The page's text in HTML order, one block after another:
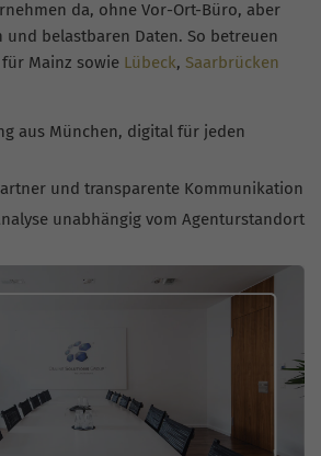
da, ohne Vor-Ort-Büro, aber
und belastbaren Daten. So betreuen
Mainz sowie Lübeck, Saarbrücken
aus München, digital für jeden
und transparente Kommunikation
unabhängig vom Agenturstandort